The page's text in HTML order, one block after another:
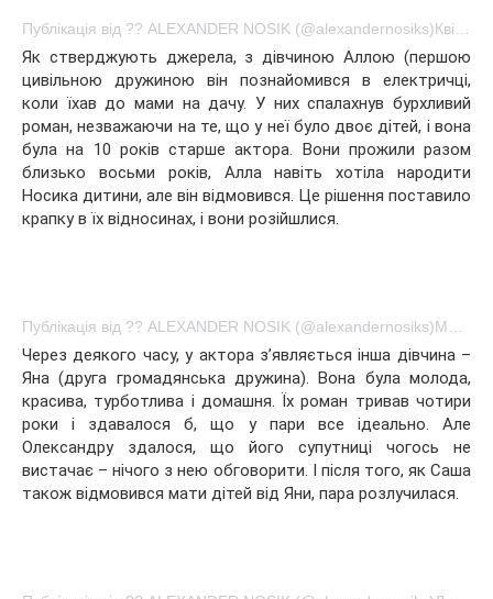
Як стверджують джерела, з дівчиною Аллою (першою
цивільною дружиною він познайомився в електричці,
коли їхав до мами на дачу. У них спалахнув бурхливий
роман, незважаючи на те, що у неї було двоє дітей, і вона
була на 10 років старше актора. Вони прожили разом
близько восьми років, Алла навіть хотіла народити
Носика дитини, але він відмовився. Це рішення поставило
крапку в їх відносинах, і вони розійшлися.
Через деякого часу, у актора з’являється інша дівчина –
Яна (друга громадянська дружина). Вона була молода,
красива, турботлива і домашня. Їх роман тривав чотири
роки і здавалося б, що у пари все ідеально. Але
Олександру здалося, що його супутниці чогось не
вистачає – нічого з нею обговорити. І після того, як Саша
також відмовився мати дітей від Яни, пара розлучилася.